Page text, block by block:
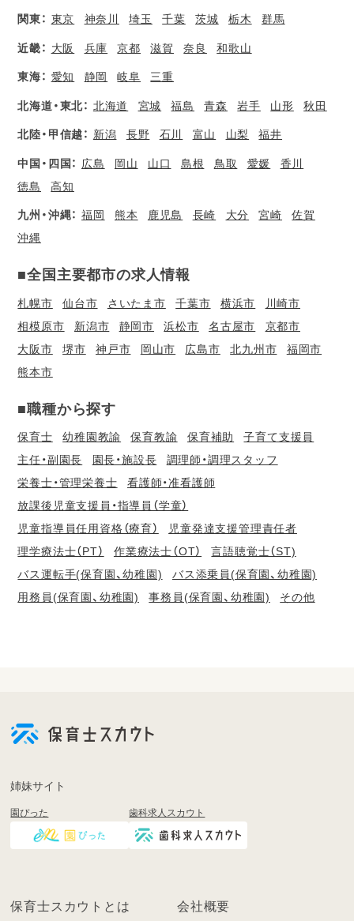
関東： 東京 神奈川 埼玉 千葉 茨城 栃木 群馬
近畿： 大阪 兵庫 京都 滋賀 奈良 和歌山
東海： 愛知 静岡 岐阜 三重
北海道・東北： 北海道 宮城 福島 青森 岩手 山形 秋田
北陸・甲信越： 新潟 長野 石川 富山 山梨 福井
中国・四国： 広島 岡山 山口 島根 鳥取 愛媛
香川
徳島
高知
九州・沖縄： 福岡 熊本 鹿児島 長崎 大分 宮崎
佐賀
沖縄
■全国主要都市の求人情報
札幌市 仙台市 さいたま市 千葉市 横浜市
川崎市
相模原市
新潟市 静岡市 浜松市 名古屋市
京都市
大阪市
堺市 神戸市 岡山市 広島市 北九州市
福岡市
熊本市
■職種から探す
保育士 幼稚園教諭 保育教諭 保育補助
子育て支援員
主任・副園長
園長・施設長
調理師・調理スタッフ
栄養士・管理栄養士
看護師・准看護師
放課後児童支援員・指導員（学童）
児童指導員任用資格（療育）
児童発達支援管理責任者
理学療法士（PT）
作業療法士（OT）
言語聴覚士（ST)
バス運転手(保育園、幼稚園)
バス添乗員(保育園、幼稚園)
用務員(保育園、幼稚園)
事務員(保育園、幼稚園) その他
登
く
ン
姉妹サイト
園ぴった 歯科求人スカウト
保育士スカウトとは 会社概要